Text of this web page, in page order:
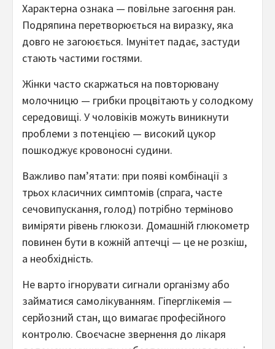
Характерна ознака — повільне загоєння ран.
Подряпина перетворюється на виразку, яка
довго не загоюється. Імунітет падає, застуди
стають частими гостями.
Жінки часто скаржаться на повторювану
молочницю — грибки процвітають у солодкому
середовищі. У чоловіків можуть виникнути
проблеми з потенцією — високий цукор
пошкоджує кровоносні судини.
Важливо пам’ятати: при появі комбінації з
трьох класичних симптомів (спрага, часте
сечовипускання, голод) потрібно терміново
виміряти рівень глюкози. Домашній глюкометр
повинен бути в кожній аптечці — це не розкіш,
а необхідність.
Не варто ігнорувати сигнали організму або
займатися самолікуванням. Гіперглікемія —
серйозний стан, що вимагає професійного
контролю. Своєчасне звернення до лікаря